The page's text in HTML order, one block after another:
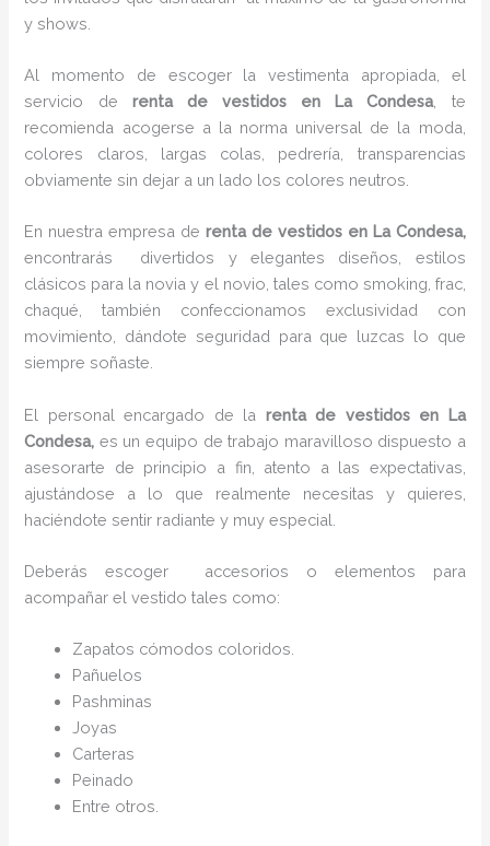
y shows.
Al momento de escoger la vestimenta apropiada, el
servicio de renta de vestidos en La Condesa, te
recomienda acogerse a la norma universal de la moda,
colores claros, largas colas, pedrería, transparencias
obviamente sin dejar a un lado los colores neutros.
En nuestra empresa derenta de vestidos en La Condesa,
encontrarás
divertidos y elegantes diseños, estilos
clásicos para la novia y el novio, tales como smoking, frac,
chaqué, también confeccionamos exclusividad con
movimiento, dándote seguridad para que luzcas lo que
siempre soñaste.
El personal encargado de la renta de vestidos en La
Condesa, es un equipo de trabajo maravilloso dispuesto a
asesorarte de principio a fin, atento a las expectativas,
ajustándose a lo que realmente necesitas y quieres,
haciéndote sentir radiante y muy especial.
Deberás escoger accesorios o elementos para
acompañar el vestido tales como:
Zapatos cómodos coloridos.
Pañuelos
Pashminas
Joyas
Carteras
Peinado
Entre otros.